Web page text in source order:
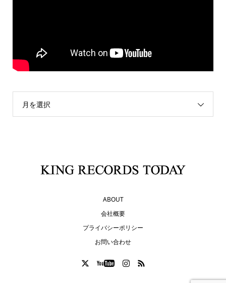
月を選択
ABOUT
会社概要
プライバシーポリシー
お問い合わせ